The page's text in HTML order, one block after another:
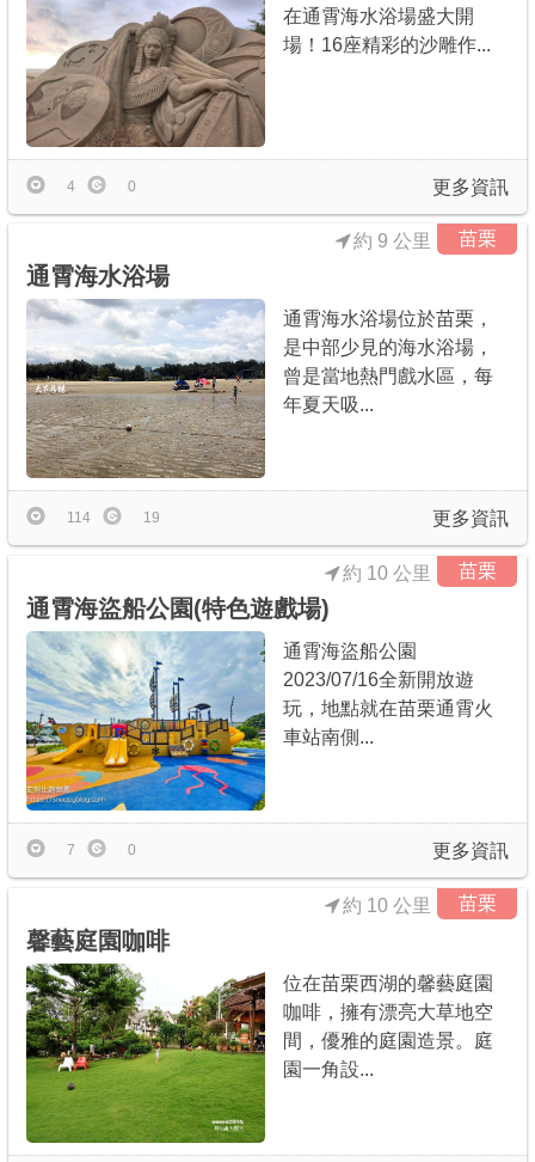
在通霄海水浴場盛大開
場！16座精彩的沙雕作...
更多資訊
4 0
苗栗
約 9 公里
通霄海水浴場
通霄海水浴場位於苗栗，
是中部少見的海水浴場，
曾是當地熱門戲水區，每
年夏天吸...
更多資訊
114 19
苗栗
約 10 公里
通霄海盜船公園(特色遊戲場)
通霄海盜船公園
2023/07/16全新開放遊
玩，地點就在苗栗通霄火
車站南側...
更多資訊
7 0
苗栗
約 10 公里
馨藝庭園咖啡
位在苗栗西湖的馨藝庭園
咖啡，擁有漂亮大草地空
間，優雅的庭園造景。庭
園一角設...